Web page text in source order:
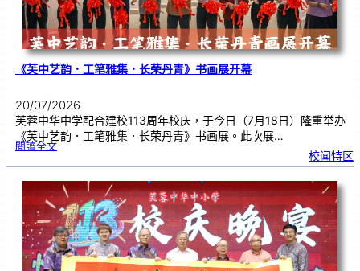
《芙中艺韵．工笔雅集．长荣丹青》书画展开幕
20/07/2026
芙蓉中华中学配合建校113周年校庆，于今日（7月18日）隆重举办
《芙中艺韵．工笔雅集．长荣丹青》书画展。此次展…
閱讀全文:《
艺
．
工
笔
雅
集
．
长
荣
丹
青
》
书
画
展
开
幕
校闻特区